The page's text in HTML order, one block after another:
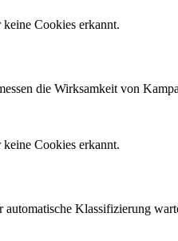
Cookies erkannt.
die Wirksamkeit von
Cookies erkannt.
Klassifizierung